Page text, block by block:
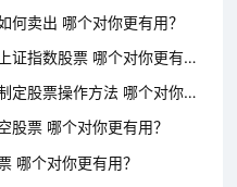
何卖出 哪个对你更有用？
股票向上如何操作 VS 如何分辨上证指数股票 哪个对你更有用？
如何提前捕捉涨停股票 VS 如何制定股票操作方法 哪个对你更有用？
股票 哪个对你更有用？
哪个对你更有用？